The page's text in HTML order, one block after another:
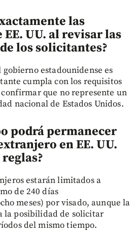
las
UU. al revisar las
los solicitantes?
estadounidense es
cumpla con los requisitos
que no represente un
nacional de Estados Unidos.
podrá permanecer
en EE. UU.
estarán limitados a
de 240 días
meses) por visado, aunque la
la posibilidad de solicitar
del mismo tiempo.